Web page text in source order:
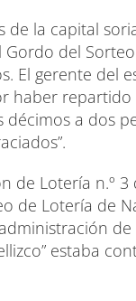
de la capital
Gordo del
El gerente del
haber
décimos a dos
de Lotería n.º
de Lotería de
estaba